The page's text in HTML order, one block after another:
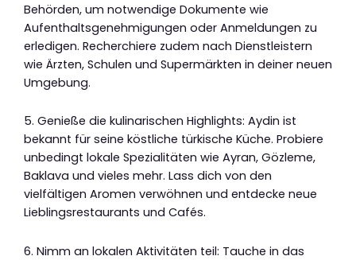
Behörden, um notwendige Dokumente wie
Aufenthaltsgenehmigungen oder Anmeldungen zu
erledigen. Recherchiere zudem nach Dienstleistern
wie Ärzten, Schulen und Supermärkten in deiner neuen
Umgebung.
5. Genieße die kulinarischen Highlights: Aydin ist
bekannt für seine köstliche türkische Küche. Probiere
unbedingt lokale Spezialitäten wie Ayran, Gözleme,
Baklava und vieles mehr. Lass dich von den
vielfältigen Aromen verwöhnen und entdecke neue
Lieblingsrestaurants und Cafés.
6. Nimm an lokalen Aktivitäten teil: Tauche in das